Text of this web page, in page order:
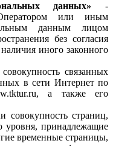
данных» -
или иным
данным лицом
без согласия
иного законного
связанных
в сети Интернет по
а также его
совокупность страниц,
уровня, принадлежащие
временные страницы,